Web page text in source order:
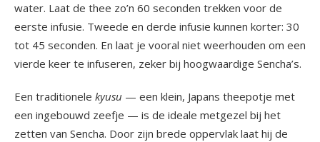
water. Laat de thee zo’n 60 seconden trekken voor de
eerste infusie. Tweede en derde infusie kunnen korter: 30
tot 45 seconden. En laat je vooral niet weerhouden om een
vierde keer te infuseren, zeker bij hoogwaardige Sencha’s.
Een traditionele kyusu — een klein, Japans theepotje met
een ingebouwd zeefje — is de ideale metgezel bij het
zetten van Sencha. Door zijn brede oppervlak laat hij de